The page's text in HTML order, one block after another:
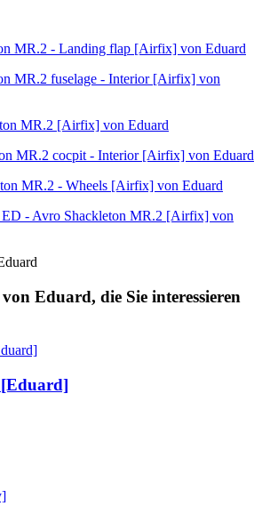
MR.2 - Landing flap [Airfix] von Eduard
MR.2 fuselage - Interior [Airfix] von
MR.2 [Airfix] von Eduard
MR.2 cocpit - Interior [Airfix] von Eduard
MR.2 - Wheels [Airfix] von Eduard
- Avro Shackleton MR.2 [Airfix] von
Eduard, die Sie interessieren
[Eduard]